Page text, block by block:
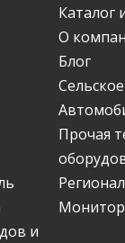
Каталог
О
Блог
Прочая
и